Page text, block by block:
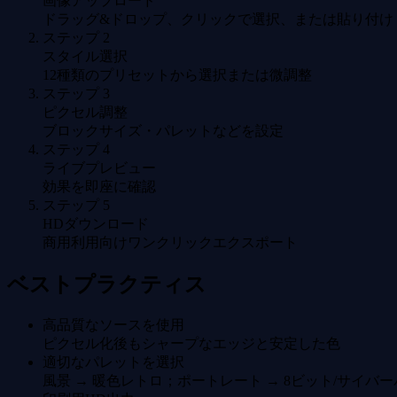
ドラッグ&ドロップ、クリックで選択、または貼り付け
ステップ 2
スタイル選択
12種類のプリセットから選択または微調整
ステップ 3
ピクセル調整
ブロックサイズ・パレットなどを設定
ステップ 4
ライブプレビュー
効果を即座に確認
ステップ 5
HDダウンロード
商用利用向けワンクリックエクスポート
ベストプラクティス
高品質なソースを使用
ピクセル化後もシャープなエッジと安定した色
適切なパレットを選択
風景 → 暖色レトロ；ポートレート → 8ビット/サイバー